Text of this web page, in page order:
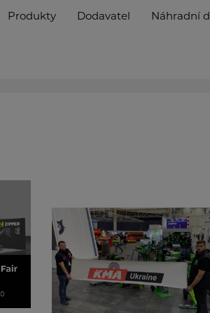
Produkty Dodavatel Náhradní